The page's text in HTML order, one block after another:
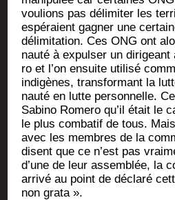
vou­lions pas déli­mi­ter les
espé­raient gagner une
déli­mi­ta­tion. Ces ONG ont
nau­té à expul­ser un
ro et l’on ensuite uti­li­sé
indi­gènes, trans­for­mant la
nau­té en lutte per­son­nelle.
Sabi­no Rome­ro qu’il était le
le plus com­ba­tif de tous.
avec les membres de la
disent que ce n’est pas
d’une de leur assem­blée, la
arri­vé au point de décla­ré
non grata ».